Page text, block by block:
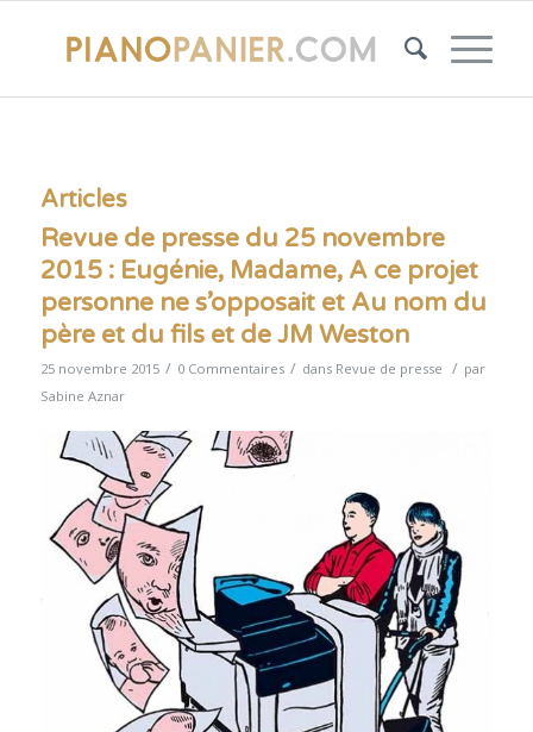
Articles
Revue de presse du 25 novembre
2015 : Eugénie, Madame, A ce projet
personne ne s’opposait et Au nom du
père et du fils et de JM Weston
25 novembre 2015 / 0 Commentaires / dans Revue de presse / par
Sabine Aznar